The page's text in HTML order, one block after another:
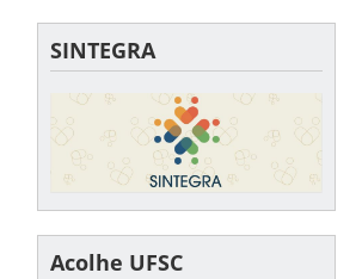
SINTEGRA
Acolhe UFSC